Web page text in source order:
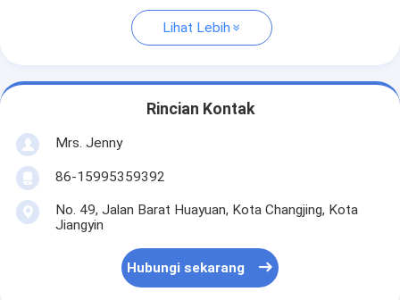
Lihat Lebih
Rincian Kontak
Mrs. Jenny
86-15995359392
No. 49, Jalan Barat Huayuan, Kota Changjing, Kota
Jiangyin
Hubungi sekarang